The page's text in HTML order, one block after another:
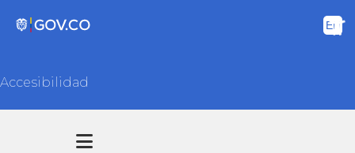
Accesibilidad